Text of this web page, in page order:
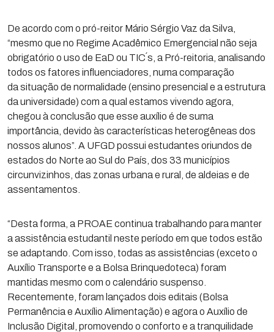
De acordo com o pró-reitor Mário Sérgio Vaz da Silva,
“mesmo que no Regime Acadêmico Emergencial não seja
obrigatório o uso de EaD ou TIC´s, a Pró-reitoria, analisando
todos os fatores influenciadores, numa comparação
da situação de normalidade (ensino presencial e a estrutura
da universidade) com a qual estamos vivendo agora,
chegou à conclusão que esse auxílio é de suma
importância, devido às características heterogêneas dos
nossos alunos”. A UFGD possui estudantes oriundos de
estados do Norte ao Sul do País, dos 33 municípios
circunvizinhos, das zonas urbana e rural, de aldeias e de
assentamentos.
“Desta forma, a PROAE continua trabalhando para manter
a assistência estudantil neste período em que todos estão
se adaptando. Com isso, todas as assistências (exceto o
Auxílio Transporte e a Bolsa Brinquedoteca) foram
mantidas mesmo com o calendário suspenso.
Recentemente, foram lançados dois editais (Bolsa
Permanência e Auxílio Alimentação) e agora o Auxílio de
Inclusão Digital, promovendo o conforto e a tranquilidade